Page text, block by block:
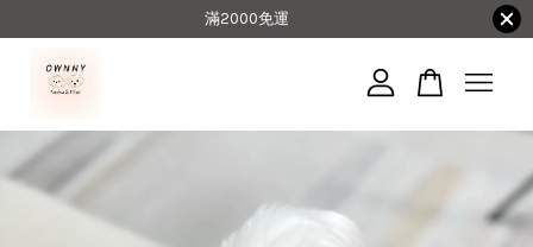
滿2000免運
您的購物車目前還是空的。